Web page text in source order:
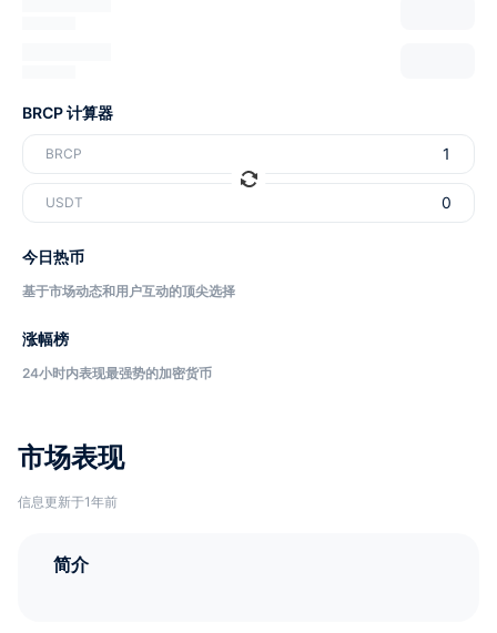
市场表现
信息更新于1年前
简介
BRCP 计算器
BRCP
USDT
今日热币
基于市场动态和用户互动的顶尖选择
涨幅榜
24小时内表现最强势的加密货币